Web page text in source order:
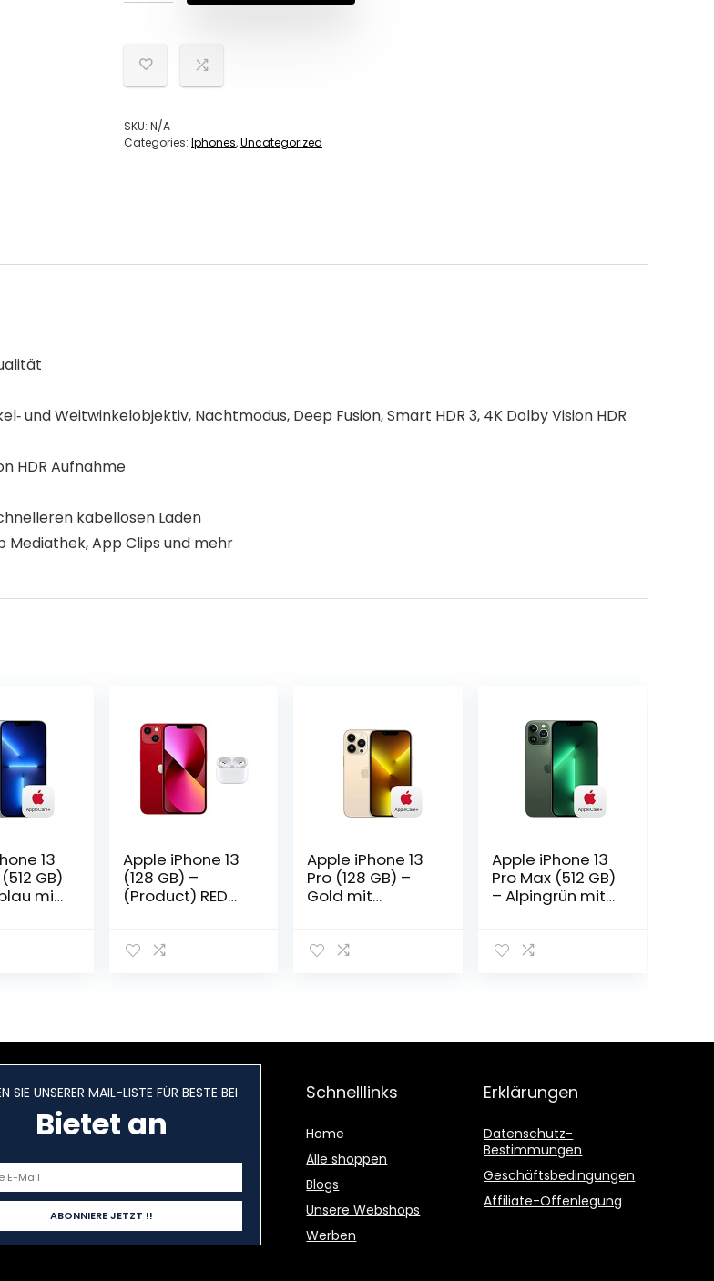
SKU: N/A
Categories: Iphones,Uncategorized
und Weitwinkelobjektiv, Nachtmodus, Deep Fusion, Smart HDR 3, 4K Dolby Vision HDR
HDR Aufnahme
kabellosen Laden
Mediathek, App Clips und mehr
13
GB)
mit
Apple iPhone 13
(128 GB) –
(Product) RED
Ladecase
Apple iPhone 13
Pro (128 GB) –
Gold mit
Apple iPhone 13
Pro Max (512 GB)
– Alpingrün mit
SIE UNSERER MAIL-LISTE FÜR BESTE BEI
Bietet an
Schnelllinks
Home
Alle shoppen
Blogs
Unsere Webshops
Werben
Erklärungen
Datenschutz-
Bestimmungen
Geschäftsbedingungen
Affiliate-Offenlegung